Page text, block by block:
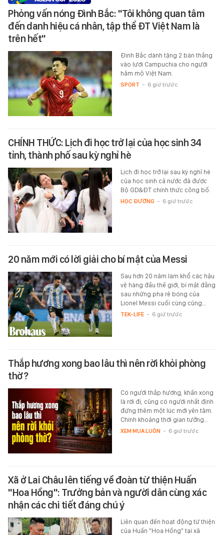
Phỏng vấn nóng Đình Bắc: "Tôi không quan tâm
đến danh hiệu cá nhân, tập thể ĐT Việt Nam là
trên hết"
Đình Bắc dành tặng 2 bàn thắng
vào lưới Campuchia cho người
hâm mộ Việt Nam.
SPORT - 6 giờ trước
CHÍNH THỨC: Lịch đi học trở lại của học sinh 34
tỉnh, thành phố sau kỳ nghỉ hè
Lịch đi học trở lại sau kỳ nghỉ hè
của học sinh cả nước đã được
Bộ GD&ĐT chính thức công bố.
HỌC ĐƯỜNG - 6 giờ trước
20 năm mới có lời giải cho bí mật của Messi
Sau hơn 20 năm làm khổ các hậu
vệ hàng đầu thế giới, bí mật đằng
sau những pha rê bóng của
Lionel Messi cuối cùng cũng…
TEK-LIFE - 6 giờ trước
Thắp hương xong bao lâu thì nên rời khỏi phòng
thờ?
Có người thắp hương, khấn xong
là rời đi, cũng có người nhất định
đứng thêm một lúc mới yên tâm.
Chính khoảng thời gian tưởng…
XEM MUA LUÔN - 6 giờ trước
Xã ở Lai Châu lên tiếng về đoàn từ thiện Huấn
"Hoa Hồng": Trưởng bản và người dân cùng xác
nhận các chi tiết đáng chú ý
Liên quan đến hoạt động từ thiện
của Huấn "Hoa Hồng" tại xã